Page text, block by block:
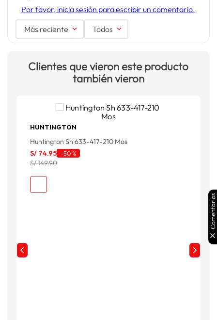
Por favor, inicia sesión para escribir un comentario.
Más reciente Todos
Clientes que vieron este producto
también vieron
HUNTINGTON
Huntington Sh 633-417-210 Mos
S/ 74.95 -50 %
S/ 149.90
Comentarios